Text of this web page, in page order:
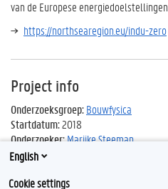
van de Europese energiedoelstellingen.
https://northsearegion.eu/indu-zero
Project info
Onderzoeksgroep:Bouwfysica
Startdatum:2018
Onderzoeker:Marijke Steeman
English
Cookie settings